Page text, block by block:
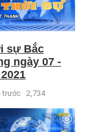
sự Bắc
ngày 07 -
trước 2,734